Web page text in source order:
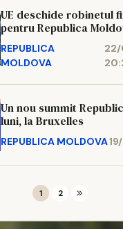
UE deschide robinetul
pentru Republica
REPUBLICA
MOLDOVA
Un nou summit
luni, la Bruxelles
REPUBLICA MOLDOVA
1 2